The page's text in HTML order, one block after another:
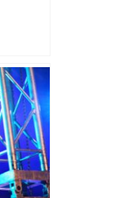
: la
sa
sur